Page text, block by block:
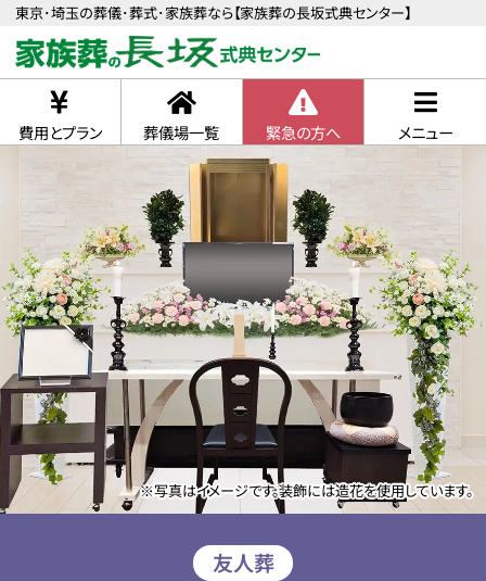
東京･埼玉の葬儀･葬式･家族葬なら【家族葬の長坂式典センター】
費用とプラン 葬儀場一覧 緊急の方へ メニュー
※写真はイメージです。装飾には造花を使用しています。
友人葬